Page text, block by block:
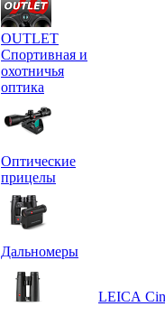
OUTLET
Спортивная и
охотничья
оптика
Оптические
прицелы
Дальномеры
LEICA